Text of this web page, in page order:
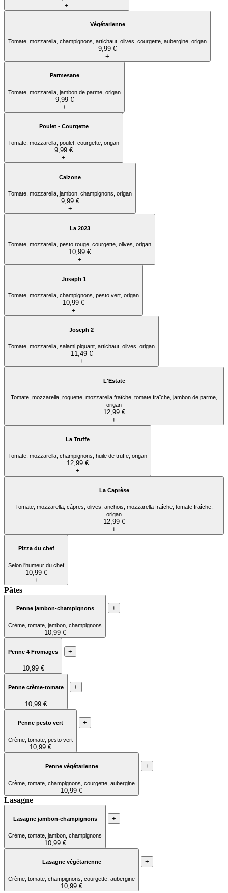
+
Végétarienne
Tomate, mozzarella, champignons, artichaut, olives, courgette, aubergine, origan
9,99 €
+
Parmesane
Tomate, mozzarella, jambon de parme, origan
9,99 €
+
Poulet - Courgette
Tomate, mozzarella, poulet, courgette, origan
9,99 €
+
Calzone
Tomate, mozzarella, jambon, champignons, origan
9,99 €
+
La 2023
Tomate, mozzarella, pesto rouge, courgette, olives, origan
10,99 €
+
Joseph 1
Tomate, mozzarella, champignons, pesto vert, origan
10,99 €
+
Joseph 2
Tomate, mozzarella, salami piquant, artichaut, olives, origan
11,49 €
+
L'Estate
Tomate, mozzarella, roquette, mozzarella fraîche, tomate fraîche, jambon de parme,
origan
12,99 €
+
La Truffe
Tomate, mozzarella, champignons, huile de truffe, origan
12,99 €
+
La Caprèse
Tomate, mozzarella, câpres, olives, anchois, mozzarella fraîche, tomate fraîche,
origan
12,99 €
+
Pizza du chef
Selon l'humeur du chef
10,99 €
+
Pâtes
Penne jambon-champignons
Crème, tomate, jambon, champignons
10,99 €
+
Penne 4 Fromages
10,99 €
+
Penne crème-tomate
10,99 €
+
Penne pesto vert
Crème, tomate, pesto vert
10,99 €
+
Penne végétarienne
Crème, tomate, champignons, courgette, aubergine
10,99 €
+
Lasagne
Lasagne jambon-champignons
Crème, tomate, jambon, champignons
10,99 €
+
Lasagne végétarienne
Crème, tomate, champignons, courgette, aubergine
10,99 €
+